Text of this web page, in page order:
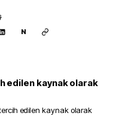
N
edilen kaynak olarak
edilen kaynak olarak